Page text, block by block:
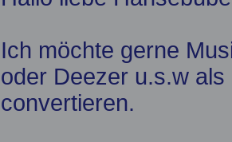
Ich möchte gerne
oder Deezer u.s.w
convertieren.